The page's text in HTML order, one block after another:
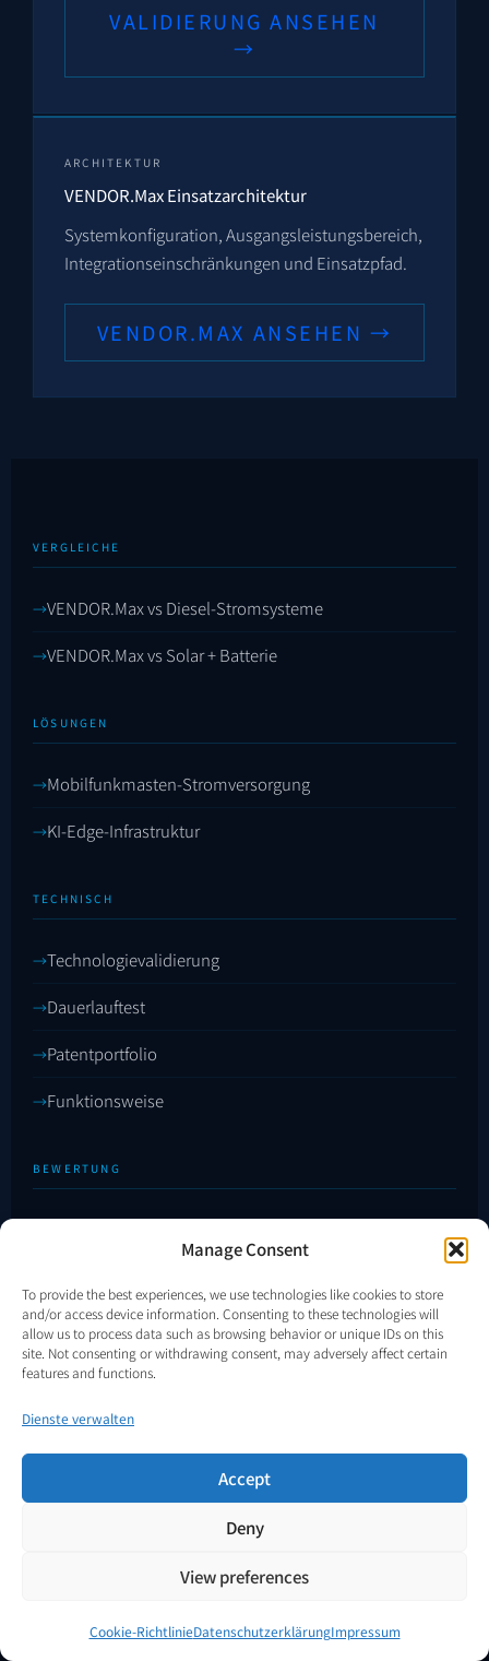
Manage Consent
To provide the best experiences, we use technologies like cookies to store
and/or access device information. Consenting to these technologies will
allow us to process data such as browsing behavior or unique IDs on this
site. Not consenting or withdrawing consent, may adversely affect certain
features and functions.
Dienste verwalten
Accept
Deny
View preferences
Cookie-RichtlinieDatenschutzerklärungImpressum
VALIDIERUNG ANSEHEN
→
ARCHITEKTUR
VENDOR.Max Einsatzarchitektur
Systemkonfiguration, Ausgangsleistungsbereich,
Integrationseinschränkungen und Einsatzpfad.
VENDOR.MAX ANSEHEN →
VERGLEICHE
VENDOR.Max vs Diesel-Stromsysteme
VENDOR.Max vs Solar + Batterie
LÖSUNGEN
Mobilfunkmasten-Stromversorgung
KI-Edge-Infrastruktur
TECHNISCH
Technologievalidierung
Dauerlauftest
Patentportfolio
Funktionsweise
BEWERTUNG
VENDOR.Energy
Eingetragen in Rumänien · Unternehmen aus der EU ·
Leistungsknoten für Telekommunikation, Edge-KI und kritische
Off-Grid-Infrastruktur. Validierungsphase TRL 5–6 ·
Patentgeschützte Architektur.